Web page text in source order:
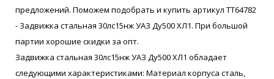
предложений. Поможем подобрать и купить артикул ТТ64782
- Задвижка стальная 30лс15нж УАЗ Ду500 ХЛ1. При большой
партии хорошие скидки за опт.
Задвижка стальная 30лс15нж УАЗ Ду500 ХЛ1 обладает
следующими характеристиками: Материал корпуса сталь,